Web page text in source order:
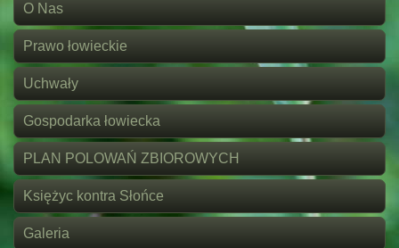
O Nas
Prawo łowieckie
Uchwały
Gospodarka łowiecka
PLAN POLOWAŃ ZBIOROWYCH
Księżyc kontra Słońce
Galeria